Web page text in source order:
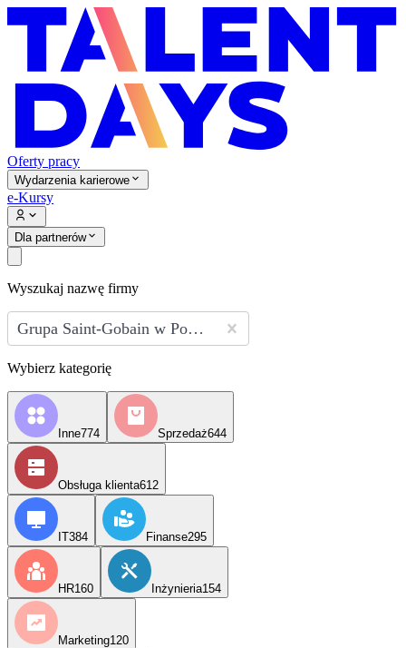
Oferty pracy
Wydarzenia karierowe
e-Kursy
Dla partnerów
Wyszukaj nazwę firmy
Grupa Saint-Gobain w Polsce
Wybierz kategorię
Inne774 Sprzedaż644
Obsługa klienta612
IT384 Finanse295
HR160 Inżynieria154
Marketing120